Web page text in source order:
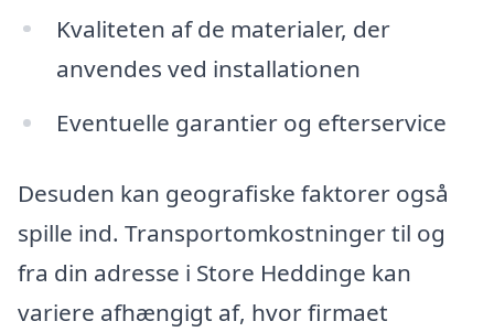
Kvaliteten af de materialer, der
anvendes ved installationen
Eventuelle garantier og efterservice
Desuden kan geografiske faktorer også
spille ind. Transportomkostninger til og
fra din adresse i Store Heddinge kan
variere afhængigt af, hvor firmaet